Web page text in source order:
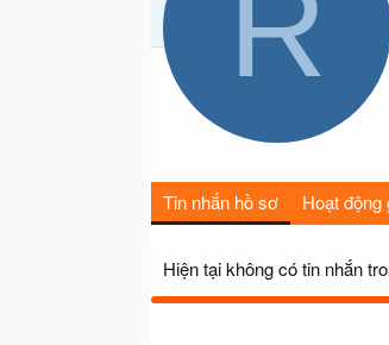
Tin nhắn hồ sơ Hoạt động
Hiện tại không có tin nhắn